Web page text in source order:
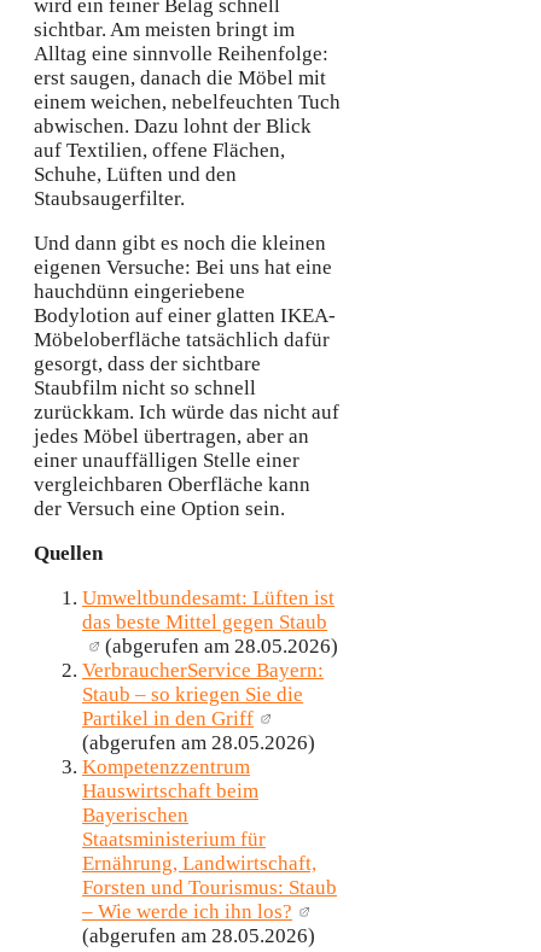
wird ein feiner Belag schnell
sichtbar. Am meisten bringt im
Alltag eine sinnvolle Reihenfolge:
erst saugen, danach die Möbel mit
einem weichen, nebelfeuchten Tuch
abwischen. Dazu lohnt der Blick
auf Textilien, offene Flächen,
Schuhe, Lüften und den
Staubsaugerfilter.
Und dann gibt es noch die kleinen
eigenen Versuche: Bei uns hat eine
hauchdünn eingeriebene
Bodylotion auf einer glatten IKEA-
Möbeloberfläche tatsächlich dafür
gesorgt, dass der sichtbare
Staubfilm nicht so schnell
zurückkam. Ich würde das nicht auf
jedes Möbel übertragen, aber an
einer unauffälligen Stelle einer
vergleichbaren Oberfläche kann
der Versuch eine Option sein.
Quellen
Umweltbundesamt: Lüften ist
das beste Mittel gegen Staub
(abgerufen am 28.05.2026)
VerbraucherService Bayern:
Staub – so kriegen Sie die
Partikel in den Griff
(abgerufen am 28.05.2026)
Kompetenzzentrum
Hauswirtschaft beim
Bayerischen
Staatsministerium für
Ernährung, Landwirtschaft,
Forsten und Tourismus: Staub
– Wie werde ich ihn los?
(abgerufen am 28.05.2026)